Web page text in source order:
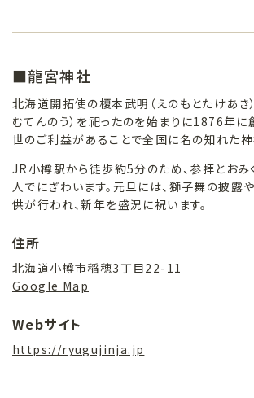
■龍宮神社
北海道開拓使の榎本武明（えのもとたけあき
むてんのう）を祀ったのを始まりに1876年に
世のご利益があることで全国に名の知れた神
JR小樽駅から徒歩約5分のため、参拝とおみ
人でにぎわいます。元旦には、獅子舞の披露
供が行われ、新年を盛況に祝います。
住所
北海道小樽市稲穂3丁目22-11
Google Map
Webサイト
https://ryugujinja.jp